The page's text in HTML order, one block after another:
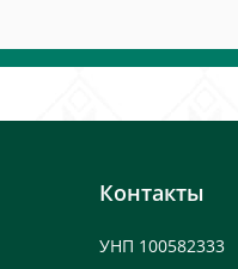
Контакты
УНП 100582333